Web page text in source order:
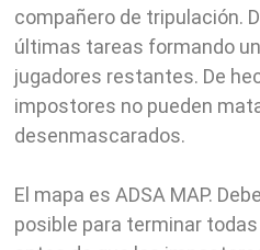
compañero de tripulación.
últimas tareas formando
jugadores restantes. De
impostores no pueden
desenmascarados.
El mapa es ADSA MAP.
posible para terminar